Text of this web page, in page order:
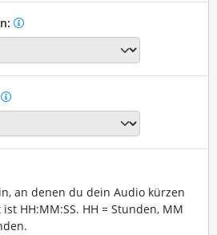
an denen du dein Audio kürzen
HH:MM:SS. HH = Stunden, MM